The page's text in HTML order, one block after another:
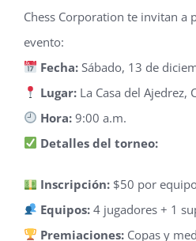
Chess Corporation te invitan a
evento:
Fecha: Sábado, 13 de
Lugar: La Casa del Ajedrez,
Hora: 9:00 a.m.
Detalles del torneo:
Inscripción: $50 por
Equipos: 4 jugadores + 1
Premiaciones: Copas y